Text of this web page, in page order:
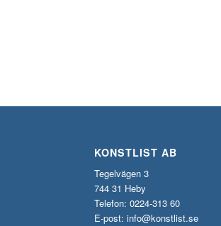
KONSTLIST AB
Tegelvägen 3
744 31 Heby
Telefon: 0224-313 60
E-post: info@konstlist.se